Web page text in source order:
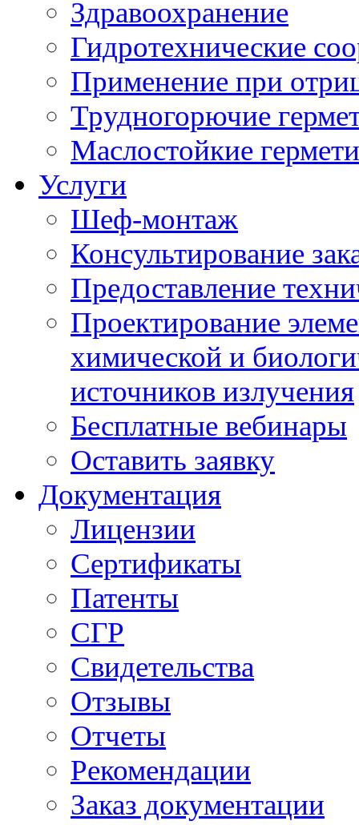
Здравоохранение
Гидротехнические
Применение при
Трудногорючие
Маслостойкие
Услуги
Шеф-монтаж
Консультирование
Предоставление
Проектирование
химической и
источников излучения
Бесплатные вебинары
Оставить заявку
Документация
Лицензии
Сертификаты
Патенты
СГР
Свидетельства
Отзывы
Отчеты
Рекомендации
Заказ документации